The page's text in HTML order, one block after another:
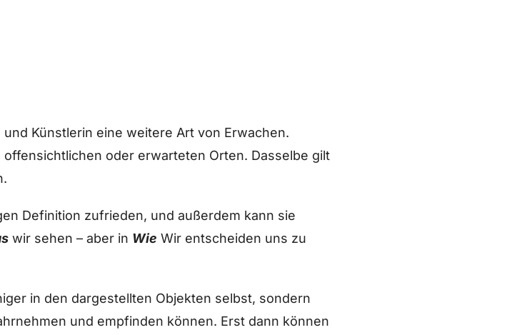
Künstlerin eine weitere Art von Erwachen.
oder erwarteten Orten. Dasselbe gilt
Definition zufrieden, und außerdem kann sie
wir sehen – aber in Wie Wir entscheiden uns zu
in den dargestellten Objekten selbst, sondern
und empfinden können. Erst dann können